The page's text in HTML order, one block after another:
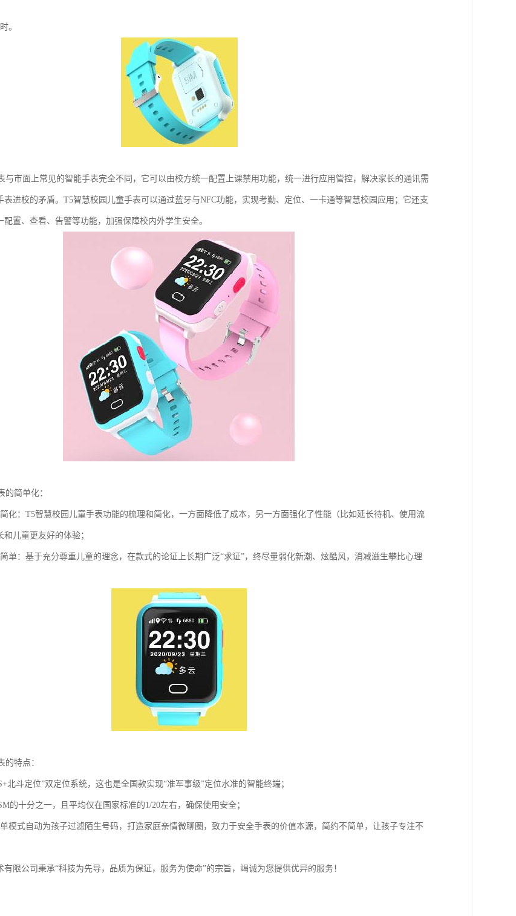
。
与市面上常见的智能手表完全不同，它可以由校方统一配置上课禁用功能，统一进行应用管控，解决家长的通讯需
表进校的矛盾。T5智慧校园儿童手表可以通过蓝牙与NFC功能，实现考勤、定位、一卡通等智慧校园应用；它还支
置、查看、告警等功能，加强保障校内外学生安全。
的简单化：
化：T5智慧校园儿童手表功能的梳理和简化，一方面降低了成本，另一方面强化了性能（比如延长待机、使用流
儿童更友好的体验；
单：基于充分尊重儿童的理念，在款式的论证上长期广泛“求证”，终尽量弱化新潮、炫酷风，消减滋生攀比心理
的特点：
北斗定位”双定位系统，这也是全国款实现“准军事级”定位水准的智能终端；
的十分之一，且平均仅在国家标准的1/20左右，确保使用安全；
模式自动为孩子过滤陌生号码，打造家庭亲情微聊圈，致力于安全手表的价值本源，简约不简单，让孩子专注不
限公司秉承“科技为先导，品质为保证，服务为使命”的宗旨，竭诚为您提供优异的服务！